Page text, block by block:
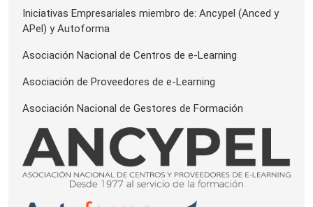
Iniciativas Empresariales miembro de: Ancypel (Anced y
APel) y Autoforma
Asociación Nacional de Centros de e-Learning
Asociación de Proveedores de e-Learning
Asociación Nacional de Gestores de Formación